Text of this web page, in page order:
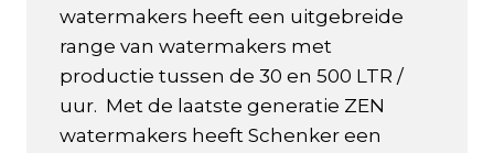
watermakers heeft een uitgebreide
range van watermakers met
productie tussen de 30 en 500 LTR /
uur. Met de laatste generatie ZEN
watermakers heeft Schenker een